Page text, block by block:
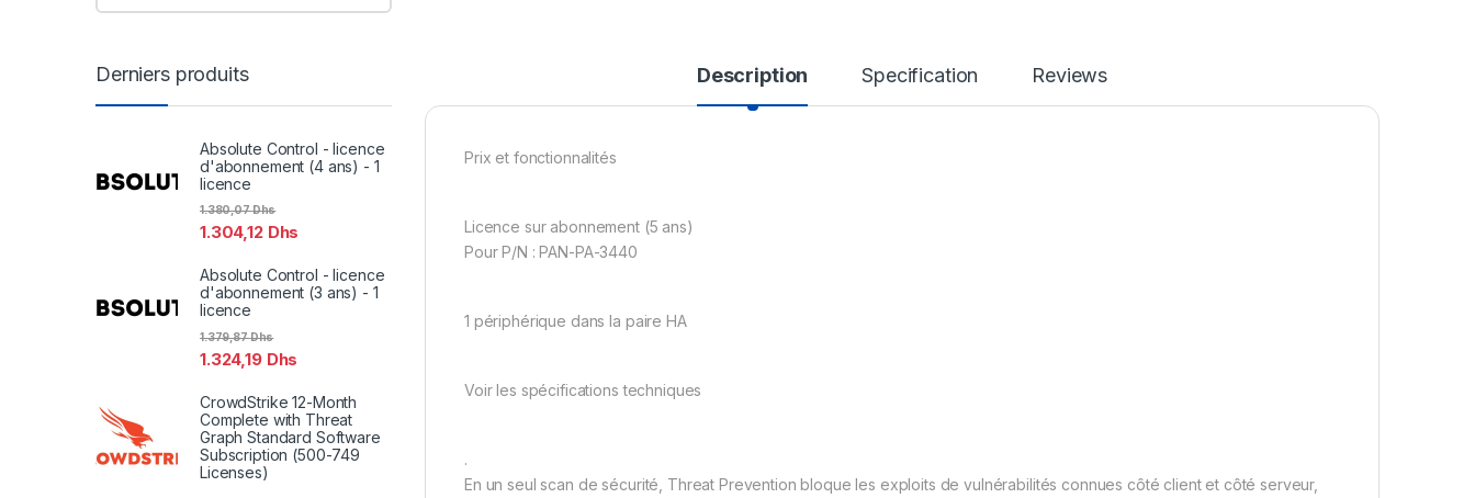
Description Specification Reviews
Prix et fonctionnalités
Licence sur abonnement (5 ans)
Pour P/N : PAN-PA-3440
1 périphérique dans la paire HA
Voir les spécifications techniques
.
En un seul scan de sécurité, Threat Prevention bloque les exploits de vulnérabilités connues côté client et côté serveur,
Derniers produits
Absolute Control - licence
d'abonnement (4 ans) - 1
licence
1.304,12 Dhs
1.380,07Dhs
Absolute Control - licence
d'abonnement (3 ans) - 1
licence
1.324,19 Dhs
1.379,87Dhs
CrowdStrike 12-Month
Complete with Threat
Graph Standard Software
Subscription (500-749
Licenses)